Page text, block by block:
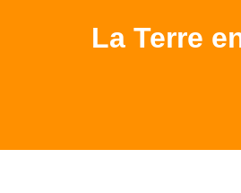
La Terre